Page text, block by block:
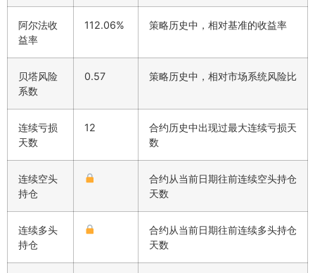
阿尔法收
益率
112.06% 策略历史中，相对基准的收益率
贝塔风险
系数
0.57 策略历史中，相对市场系统风险比
连续亏损
天数
12
合约历史中出现过最大连续亏损天
数
连续空头
持仓
合约从当前日期往前连续空头持仓
天数
连续多头
持仓
合约从当前日期往前连续多头持仓
天数